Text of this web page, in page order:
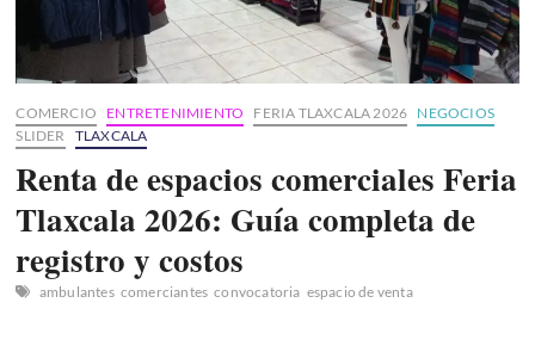
saben
3»
COMERCIO
ENTRETENIMIENTO FERIA TLAXCALA 2026 NEGOCIOS
SLIDER
TLAXCALA
Renta de espacios comerciales Feria
Tlaxcala 2026: Guía completa de
registro y costos
ambulantes comerciantes convocatoria espacio de venta